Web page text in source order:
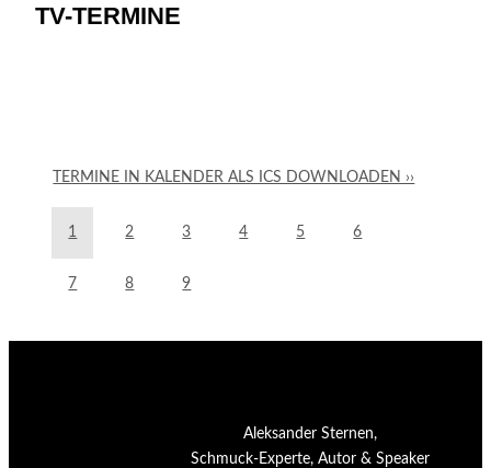
TV-TERMINE
TERMINE IN KALENDER ALS ICS DOWNLOADEN ››
1 2 3 4 5 6
7 8 9
Aleksander Sternen,
Schmuck-Experte, Autor & Speaker